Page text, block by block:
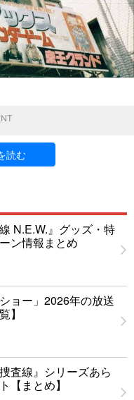
読む
N.E.W.』グッズ・特
ン情報まとめ
ョー」2026年の放送
】
査線』シリーズあら
【まとめ】